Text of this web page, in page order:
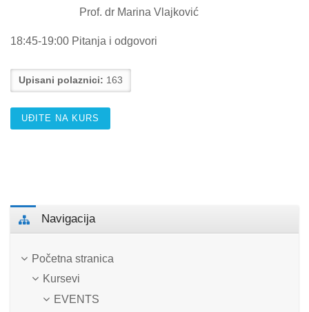
Prof. dr Marina Vlajković
18:45-19:00 Pitanja i odgovori
Upisani polaznici: 163
UĐITE NA KURS
Preskoči Navigacija
Navigacija
Početna stranica
Kursevi
EVENTS